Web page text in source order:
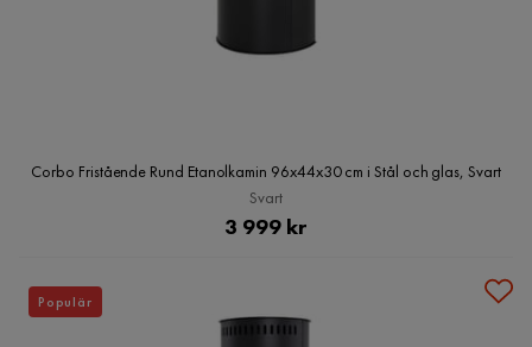
Corbo Fristående Rund Etanolkamin 96x44x30 cm i Stål och glas, Svart
Svart
Pris
3 999 kr
Populär